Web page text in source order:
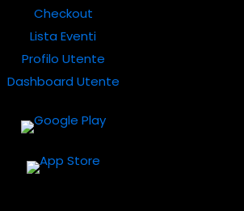
Checkout
Lista Eventi
Profilo Utente
Dashboard Utente